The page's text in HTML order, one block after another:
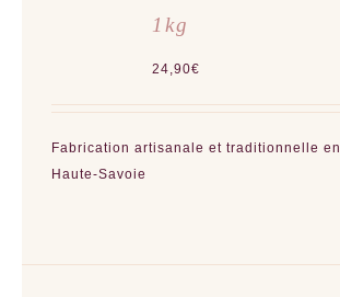
LA
DU
PRODUIT
1kg
24,90€
Fabrication artisanale et traditionnelle en
Haute-Savoie